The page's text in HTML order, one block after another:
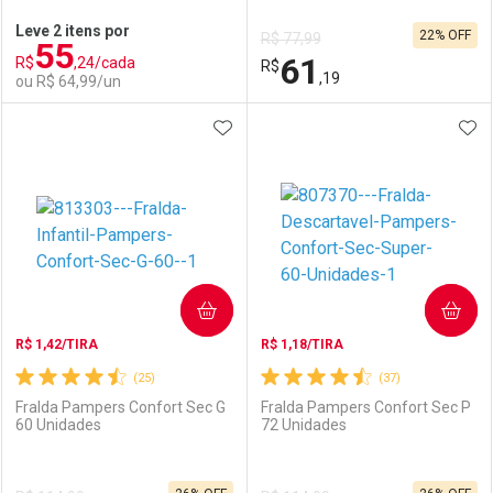
Comprar sem Desconto
Por R$ 97,96/cada
Comprar sem Desconto
Por R$ 97,96/cada
Comprar sem Desconto
Por R$ 79,99/cada
Comprar sem Desconto
Por R$ 79,99/cada
Leve 2 itens por
R$55,24/cada
ou R$ 64,99/un
Laboratório
Por Menos
R$ 77,99
R$61 ,19
22% OFF
Laboratório
Por Menos
(25)
R$ 1,42/TIRA
Fralda Pampers Confort Sec G
60 Unidades
ADICIONAR AOS FAVORITOS
COMPRAR
(37)
R$ 1,18/TIRA
Fralda Pampers Confort Sec P
72 Unidades
COMPRAR